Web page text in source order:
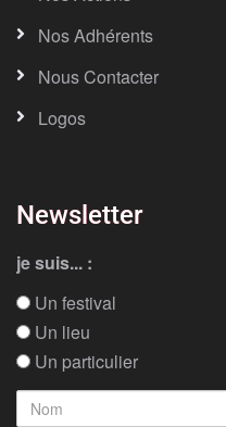
Nos Adhérents
Nous Contacter
Logos
Newsletter
je suis... :
Un festival
Un lieu
Un particulier